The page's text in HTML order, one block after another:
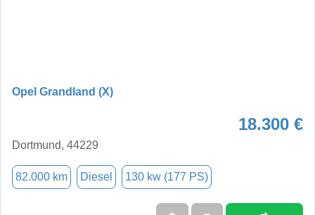
Opel Grandland (X)
18.300 €
Dortmund, 44229
82.000 km Diesel 130 kw (177 PS)